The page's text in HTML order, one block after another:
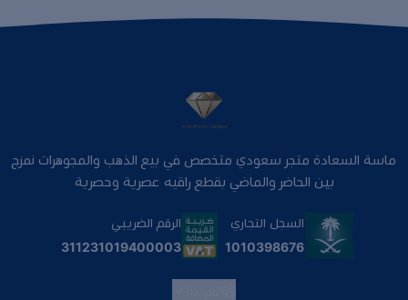
ماسة السعادة متجر سعودي متخصص في بيع الذهب والمجوهرات نمزج
بين الحاضر والماضي بقطع راقيه عصرية وحصرية
السجل التجاري
1010398676
الرقم الضريبي
311231019400003